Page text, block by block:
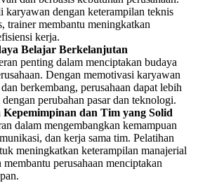
karyawan dengan keterampilan teknis
trainer membantu meningkatkan
kerja.
Belajar Berkelanjutan
penting dalam menciptakan budaya
Dengan memotivasi karyawan
berkembang, perusahaan dapat lebih
perubahan pasar dan teknologi.
Kepemimpinan dan Tim yang Solid
dalam mengembangkan kemampuan
dan kerja sama tim. Pelatihan
meningkatkan keterampilan manajerial
perusahaan menciptakan